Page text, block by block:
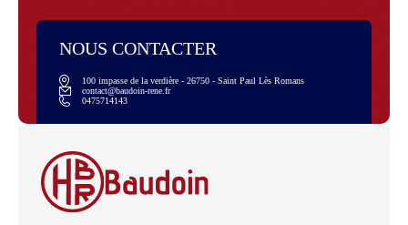
NOUS CONTACTER
100 impasse de la verdière - 26750 - Saint Paul Lès Romans
contact@baudoin-rene.fr
0475714143